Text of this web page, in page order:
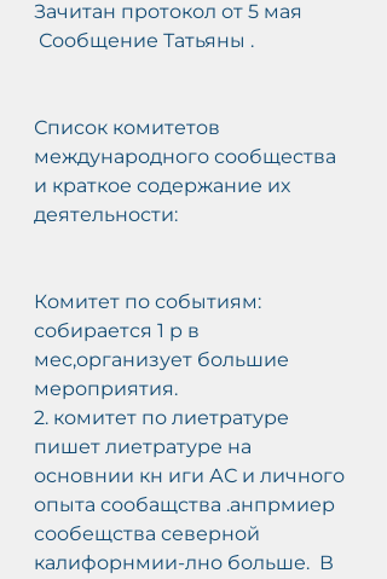
Зачитан протокол от 5 мая
Сообщение Татьяны .
Список комитетов
международного сообщества
и краткое содержание их
деятельности:
Комитет по событиям:
собирается 1 р в
мес,организует большие
мероприятия.
2. комитет по лиетратуре
пишет лиетратуре на
основнии кн иги АС и личного
опыта сообащства .анпрмиер
сообещства северной
калифорнмии-лно больше.  В